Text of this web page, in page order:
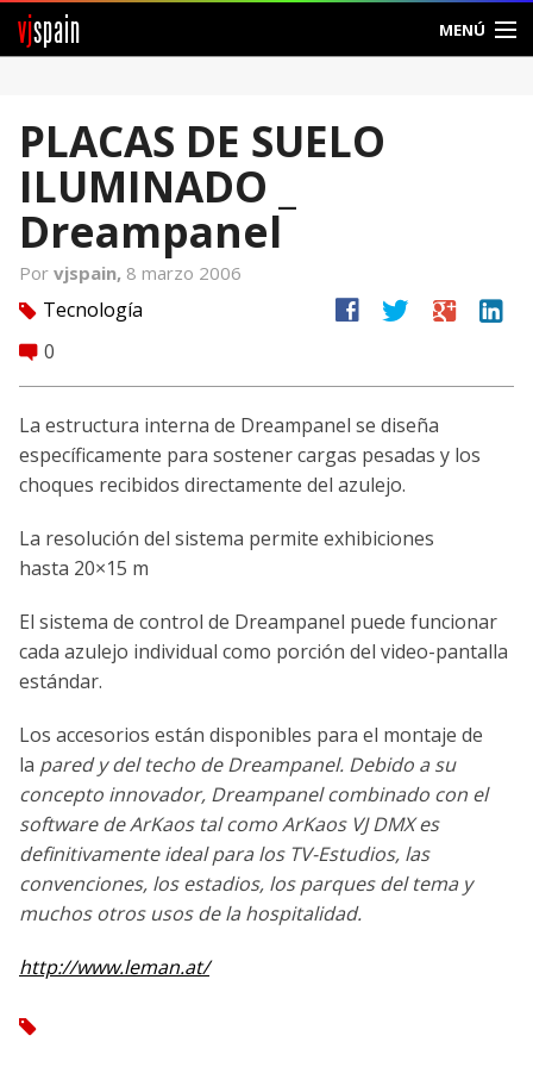
vjspain MENÚ
Foros
Noticias
Ayuda
Entrar
Crear Cuenta
PLACAS DE SUELO
ILUMINADO _
Dreampanel
Por vjspain, 8 marzo 2006
tag Tecnología
comment 0
facebook twitter google linkedin
La estructura interna de Dreampanel se diseña
específicamente para sostener cargas pesadas y los
choques recibidos directamente del azulejo.
La resolución del sistema permite exhibiciones
hasta 20×15 m
El sistema de control de Dreampanel puede funcionar
cada azulejo individual como porción del video-pantalla
estándar.
Los accesorios están disponibles para el montaje de
la pared y del techo de Dreampanel. Debido a su
concepto innovador, Dreampanel combinado con el
software de ArKaos tal como ArKaos VJ DMX es
definitivamente ideal para los TV-Estudios, las
convenciones, los estadios, los parques del tema y
muchos otros usos de la hospitalidad.
http://www.leman.at/
tag